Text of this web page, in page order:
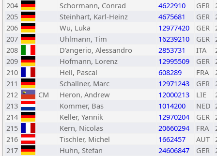
204
Schormann, Conrad 4622910 GER
205
Steinhart, Karl-Heinz 4675681 GER
206
Wu, Luka 12977420 GER
207
Uhlmann, Tim 16239210 GER
208
D'angerio, Alessandro 2853731 ITA
209
Hofmann, Lorenz 12995509 GER
210
Hell, Pascal 608289 FRA
211
Schallner, Marc 12971243 GER
212
CM Heron, Andrew 12000213 LIE
213
Kommer, Bas 1014200 NED
214
Keller, Yannik 12970204 GER
215
Kern, Nicolas 20660294 FRA
216
Tischler, Michel 1662457 AUT
217
Huhn, Stefan 24606847 GER